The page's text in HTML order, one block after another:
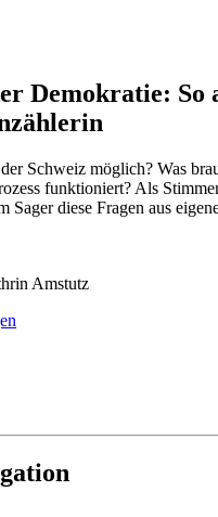
Demokratie: So
Schweiz möglich? Was
funktioniert? Als
Sager diese Fragen aus
Amstutz